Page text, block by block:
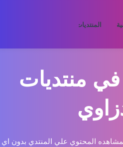
المنتديات
منتديات
المحتوي علي المنتدي بدون اي